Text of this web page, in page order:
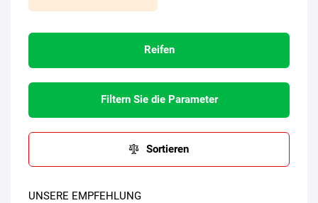
Reifen
Filtern Sie die Parameter
Sortieren
UNSERE EMPFEHLUNG